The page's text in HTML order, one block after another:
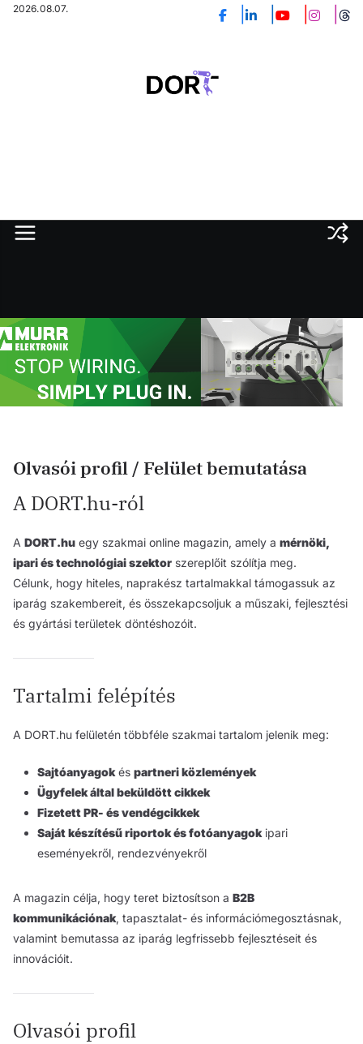
Skip2026.08.07.
Olvasói profil / Felület bemutatása
A DORT.hu-ról
A DORT.hu egy szakmai online magazin, amely a mérnöki,
ipari és technológiai szektor szereplőit szólítja meg.
Célunk, hogy hiteles, naprakész tartalmakkal támogassuk az
iparág szakembereit, és összekapcsoljuk a műszaki, fejlesztési
és gyártási területek döntéshozóit.
Tartalmi felépítés
A DORT.hu felületén többféle szakmai tartalom jelenik meg:
Sajtóanyagokés partneri közlemények
Ügyfelek által beküldött cikkek
Fizetett PR- és vendégcikkek
Saját készítésű riportok és fotóanyagokipari
eseményekről, rendezvényekről
A magazin célja, hogy teret biztosítson a B2B
kommunikációnak, tapasztalat- és információmegosztásnak,
valamint bemutassa az iparág legfrissebb fejlesztéseit és
innovációit.
Olvasói profil